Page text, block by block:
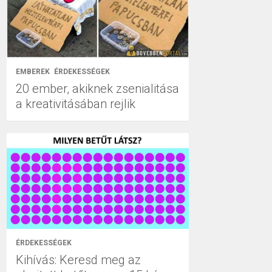
EMBEREK ÉRDEKESSÉGEK
20 ember, akiknek zsenialitása
a kreativitásában rejlik
ÉRDEKESSÉGEK
Kihívás: Keresd meg az